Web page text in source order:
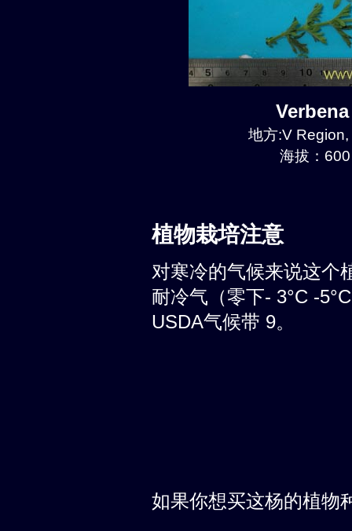
地方:V
海拔：
植物栽培注意
对寒冷的气候来说这个
耐冷气（零下- 3°C -
USDA气候带 9。
如果你想买这杨的植物